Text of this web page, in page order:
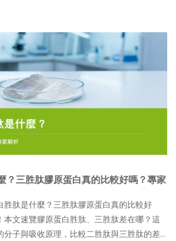
主要集中於骨科、皮膚科及傷口照護等領
程，進一步帶動這項成分在亞洲消費市場
目前可見於保養品及口服保健食品中；
產品仍屬一般食品範疇，並非藥品。—
前較常被研究討論的作用機制，是 PDRN
苷受體（Adenosine A2A Receptor），影
認為，PDRN 經水解後釋放出的核苷酸，可
過程中可利用的基礎原料。💪科普補充：什
腺苷受體分布於皮膚、血管與肌肉等多種
目前口服 PDRN 的相關研究仍以體外或動物
的人體研究數量仍相對有限，其生物利用率
清。— PDRN 基本資料一覽●學名：
（多聚去氧核醣核苷酸）●主要來源：鮭
／Oncorhynchus keta）●分子性質：
方式。文章目錄01麗珠蘭是什麼？原理解
品有什麼不同？04麗珠蘭有副作用嗎？注
口服麗珠蘭是什麼？保健食品定義看這
蘭常見 QA聊到「麗珠蘭」，你可能會先想
程，也可能好奇麗珠蘭究竟是什麼。除了
上也陸續出現喝的麗珠蘭、口服麗珠蘭等保
麼差別？又該怎麼挑選才符合自己的需求？
與口服麗珠蘭的特色，並整理選購時可以留
產品資訊，選擇更適合自己的日常補充方
理解析告訴你！麗珠蘭（Rejuran）是由韓國
Ltd. 開發的注射型醫療器材，主要成分為
核苷酸）。其原料取自鮭魚 DNA，經純化
注射劑型，須由專業醫師依照個人膚況與
醫療行為，並非一般居家使用的保養品。—
？PN 與 PDRN 都屬於與 DNA 片段相關的
？三胜肽膠原蛋白真的比較好嗎？專家
胜肽是什麼？三胜肽膠原蛋白真的比較好
本文速覽膠原蛋白胜肽、三胜肽差在哪？這
分子與吸收原理，比較二胜肽與三胜肽的差